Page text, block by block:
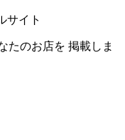
サイト
たのお店を 掲載しま